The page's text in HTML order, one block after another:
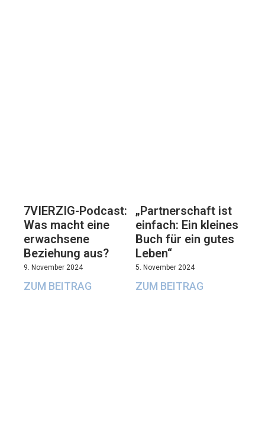
7VIERZIG-Podcast:
Was macht eine
erwachsene
Beziehung aus?
9. November 2024
ZUM BEITRAG
„Partnerschaft ist
einfach: Ein kleines
Buch für ein gutes
Leben“
5. November 2024
ZUM BEITRAG